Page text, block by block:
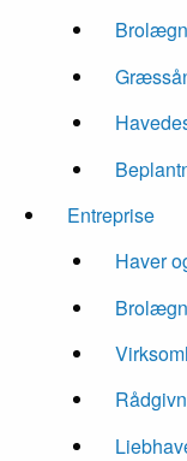
Entreprise
Haver